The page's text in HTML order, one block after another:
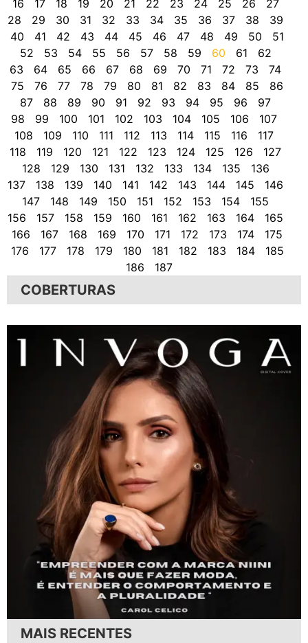
16
17 18 19 20 21 22 23 24 25 26
27
28
29 30 31 32 33 34 35 36 37 38
39
40
41 42 43 44 45 46 47 48 49 50
51
52
53 54 55 56 57 58 59 60 61
62
63
64 65 66 67 68 69 70 71 72 73
74
75
76 77 78 79 80 81 82 83 84 85
86
87
88 89 90 91 92 93 94 95 96
97
98
99 100 101 102 103 104 105 106
107
108
109 110 111 112 113 114 115 116
117
118
119 120 121 122 123 124 125 126
127
128
129 130 131 132 133 134 135
136
137
138 139 140 141 142 143 144 145
146
147
148 149 150 151 152 153 154
155
156
157 158 159 160 161 162 163 164
165
166
167 168 169 170 171 172 173 174
175
176
177 178 179 180 181 182 183 184
185
186
187
COBERTURAS
MAIS RECENTES